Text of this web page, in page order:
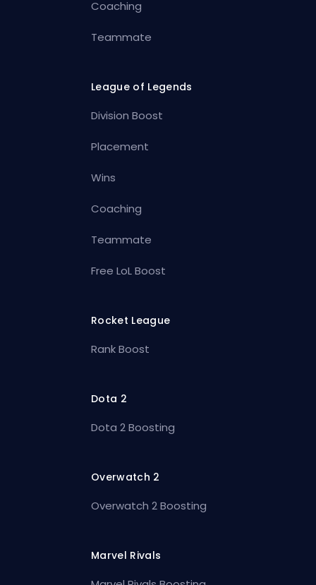
Coaching
Teammate
League of Legends
Division Boost
Placement
Wins
Coaching
Teammate
Free LoL Boost
Rocket League
Rank Boost
Dota 2
Dota 2 Boosting
Overwatch 2
Overwatch 2 Boosting
Marvel Rivals